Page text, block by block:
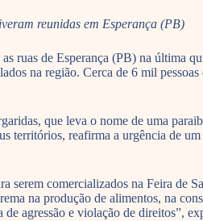
reunidas em Esperança (PB)
ruas de Esperança (PB) na última
na região. Cerca de 6 mil
que leva o nome de uma
territórios, reafirma a urgência de
comercializados na Feira de
na produção de alimentos, na
agressão e violação de direitos”,